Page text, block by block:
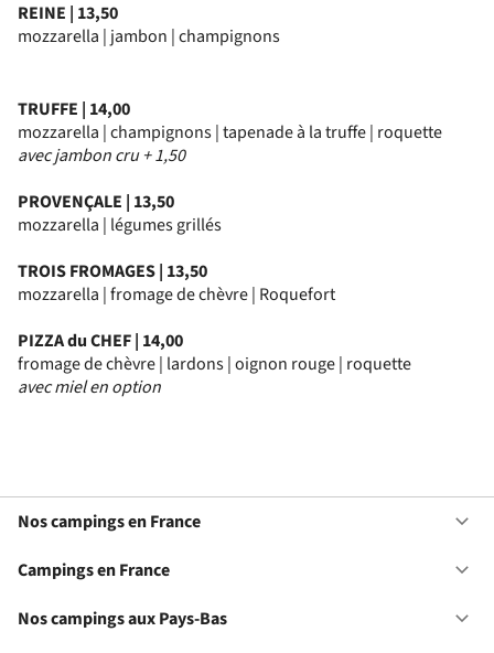
REINE | 13,50
mozzarella | jambon | champignons
TRUFFE | 14,00
mozzarella | champignons | tapenade à la truffe | roquette
avec jambon cru + 1,50
PROVENÇALE | 13,50
mozzarella | légumes grillés
TROIS FROMAGES | 13,50
mozzarella | fromage de chèvre | Roquefort
PIZZA du CHEF | 14,00
fromage de chèvre | lardons | oignon rouge | roquette
avec miel en option
Nos campings en France
Campings en France
Nos campings aux Pays-Bas